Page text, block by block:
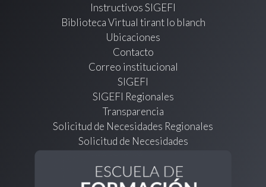
Instructivos SIGEFI
Biblioteca Virtual tirant lo blanch
Ubicaciones
Contacto
Correo institucional
SIGEFI
SIGEFI Regionales
Transparencia
Solicitud de Necesidades Regionales
Solicitud de Necesidades